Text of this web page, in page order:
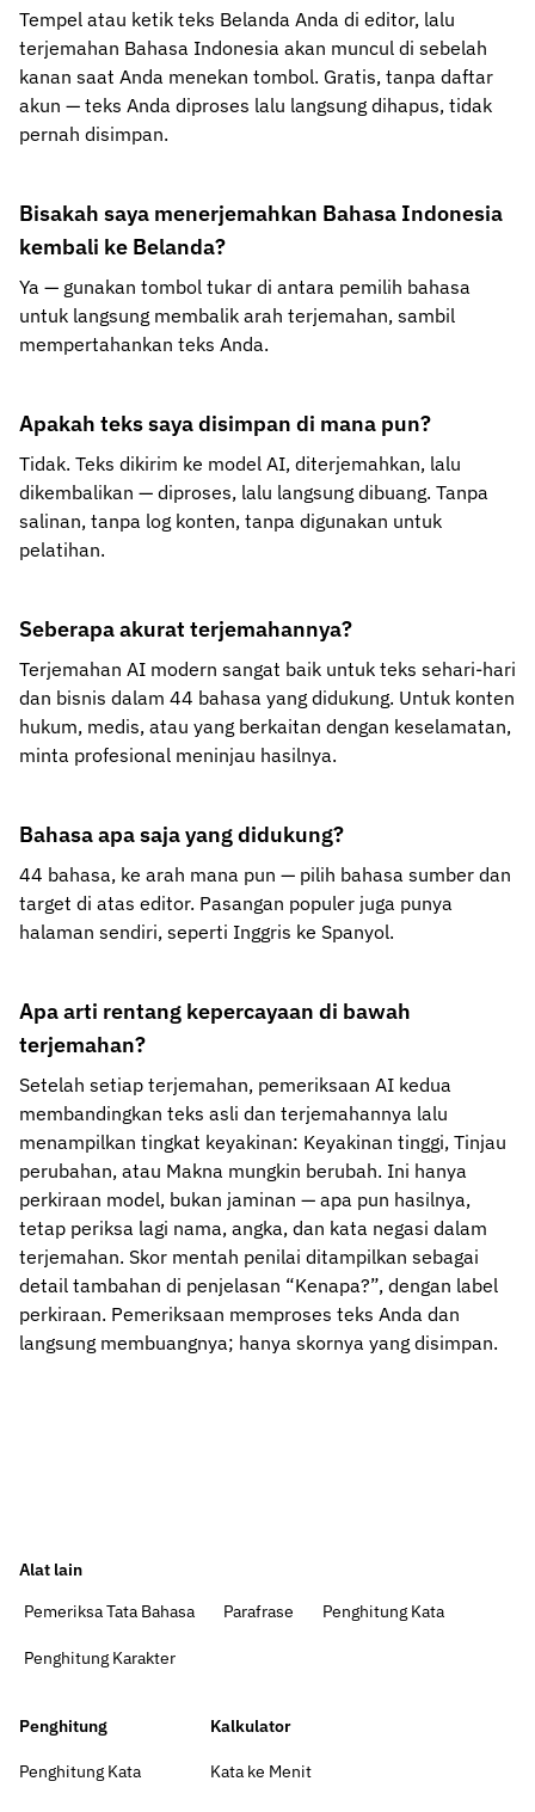
Tempel atau ketik teks Belanda Anda di editor, lalu
terjemahan Bahasa Indonesia akan muncul di sebelah
kanan saat Anda menekan tombol. Gratis, tanpa daftar
akun — teks Anda diproses lalu langsung dihapus, tidak
pernah disimpan.
Bisakah saya menerjemahkan Bahasa Indonesia
kembali ke Belanda?
Ya — gunakan tombol tukar di antara pemilih bahasa
untuk langsung membalik arah terjemahan, sambil
mempertahankan teks Anda.
Apakah teks saya disimpan di mana pun?
Tidak. Teks dikirim ke model AI, diterjemahkan, lalu
dikembalikan — diproses, lalu langsung dibuang. Tanpa
salinan, tanpa log konten, tanpa digunakan untuk
pelatihan.
Seberapa akurat terjemahannya?
Terjemahan AI modern sangat baik untuk teks sehari-hari
dan bisnis dalam 44 bahasa yang didukung. Untuk konten
hukum, medis, atau yang berkaitan dengan keselamatan,
minta profesional meninjau hasilnya.
Bahasa apa saja yang didukung?
44 bahasa, ke arah mana pun — pilih bahasa sumber dan
target di atas editor. Pasangan populer juga punya
halaman sendiri, seperti Inggris ke Spanyol.
Apa arti rentang kepercayaan di bawah
terjemahan?
Setelah setiap terjemahan, pemeriksaan AI kedua
membandingkan teks asli dan terjemahannya lalu
menampilkan tingkat keyakinan: Keyakinan tinggi, Tinjau
perubahan, atau Makna mungkin berubah. Ini hanya
perkiraan model, bukan jaminan — apa pun hasilnya,
tetap periksa lagi nama, angka, dan kata negasi dalam
terjemahan. Skor mentah penilai ditampilkan sebagai
detail tambahan di penjelasan “Kenapa?”, dengan label
perkiraan. Pemeriksaan memproses teks Anda dan
langsung membuangnya; hanya skornya yang disimpan.
Alat lain
Pemeriksa Tata Bahasa
Parafrase Penghitung Kata
Penghitung Karakter
Penghitung
Penghitung Kata
Kalkulator
Kata ke Menit